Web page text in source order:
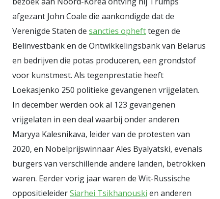
genoeg eiste hij kort daarvoor nog
dat de Straat van Hormuz zonder
tol zou worden opengesteld. Vrije
doorvaart is voor Trump kennelijk
alleen een beginsel zolang een
ander de rekening probeert te
sturen. Zodra de Verenigde Staten
zelf kunnen innen, verandert
afpersing in dienstverlening. De
boodschap aan de internationale
scheepvaart en gemeenschap is
eenvoudig: wij hebben de brand
aangestoken, wij bezitten de
afgezant John Coale die aankondigde dat de
Verenigde Staten de sancties ophefttegen de
Belinvestbank en de Ontwikkelingsbank van Belarus
en bedrijven die potas produceren, een grondstof
voor kunstmest. Als tegenprestatie heeft
Loekasjenko 250 politieke gevangenen vrijgelaten.
In december werden ook al 123 gevangenen
vrijgelaten in een deal waarbij onder anderen
Maryya Kalesnikava, leider van de protesten van
2020, en Nobelprijswinnaar Ales Byalyatski, evenals
burgers van verschillende andere landen, betrokken
waren. Eerder vorig jaar waren de Wit-Russische
oppositieleiderSiarhei Tsikhanouski en anderen